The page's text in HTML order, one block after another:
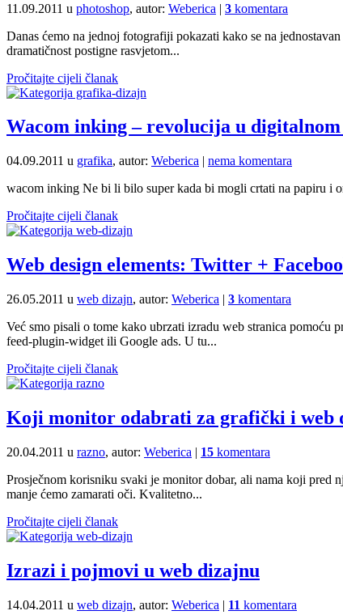
11.09.2011 u photoshop, autor: Weberica | 3 komentara
Danas ćemo na jednoj fotografiji pokazati kako se na
dramatičnost postigne rasvjetom...
Pročitajte cijeli članak
Wacom inking – revolucija u
04.09.2011 u grafika, autor: Weberica | nema komentara
wacom inking Ne bi li bilo super kada bi mogli crtati na papiru i
Pročitajte cijeli članak
Web design elements: Twitter +
26.05.2011 u web dizajn, autor: Weberica | 3 komentara
Već smo pisali o tome kako ubrzati izradu web stranica pomoću
feed-plugin-widget ili Google ads. U tu...
Pročitajte cijeli članak
Koji monitor odabrati za grafički i web
20.04.2011 u razno, autor: Weberica | 15 komentara
Prosječnom korisniku svaki je monitor dobar, ali nama koji pred
manje ćemo zamarati oči. Kvalitetno...
Pročitajte cijeli članak
Izrazi i pojmovi u web dizajnu
14.04.2011 u web dizajn, autor: Weberica | 11 komentara